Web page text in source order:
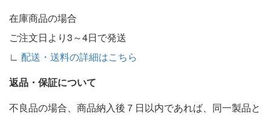
在庫商品の場合
ご注文日より3～4日で発送
∟ 配送・送料の詳細はこちら
返品・保証について
不良品の場合、商品納入後７日以内であれば、同一製品と